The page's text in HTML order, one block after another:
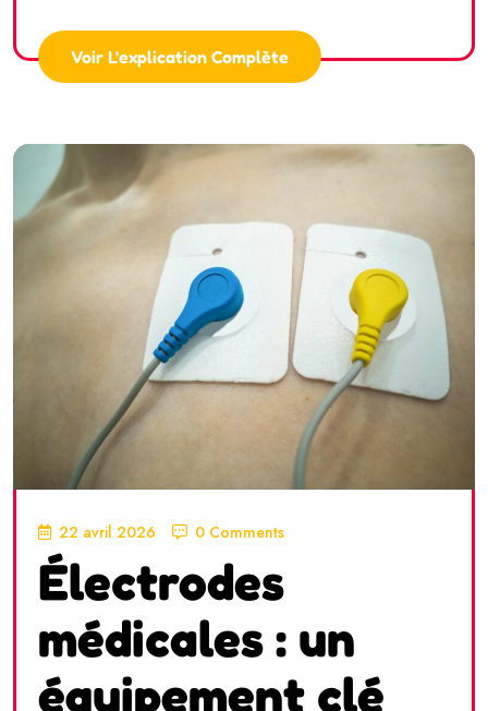
Voir L'explication Complète
22 avril 2026 0 Comments
Électrodes
médicales : un
équipement clé